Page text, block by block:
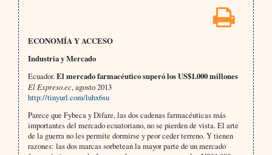
ECONOMÍA Y ACCESO
Industria y Mercado
Ecuador.El mercado farmacéutico superó los US$1.000 millones
El Expreso.ec, agosto 2013
http://tinyurl.com/luhx6su
Parece que Fybeca y Difare, las dos cadenas farmacéuticas más
importantes del mercado ecuatoriano, no se pierden de vista. El arte
de la guerra no les permite dormirse y peor ceder terreno. Y tienen
razones: las dos marcas sorbetean la mayor parte de un mercado